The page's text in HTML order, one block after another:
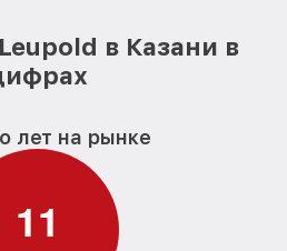
в Казани в
лет на рынке
11